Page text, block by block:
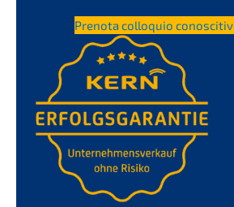
Preno­ta collo­quio